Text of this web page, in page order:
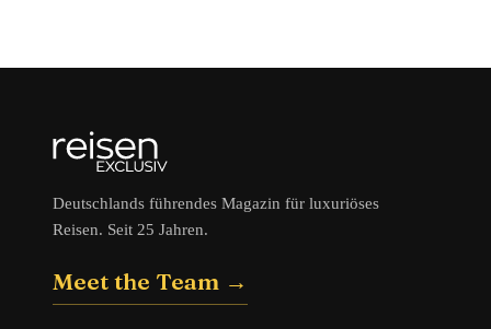
Deutschlands führendes Magazin für luxuriöses
Reisen. Seit 25 Jahren.
Meet the Team →